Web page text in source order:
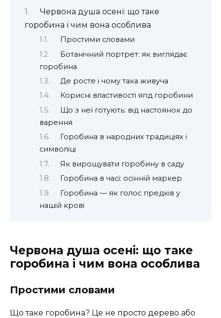
Червона душа осені: що таке
горобина і чим вона особлива
Простими словами
Ботанічний портрет: як виглядає
горобина
Де росте і чому така живуча
Корисні властивості ягід горобини
Що з неї готують: від настоянок до
варення
Горобина в народних традиціях і
символіці
Як вирощувати горобину в саду
Горобина в часі: осінній маркер
Горобина — як голос предків у
нашій крові
Червона душа осені: що таке
горобина і чим вона особлива
Простими словами
Що таке горобина? Це не просто дерево або